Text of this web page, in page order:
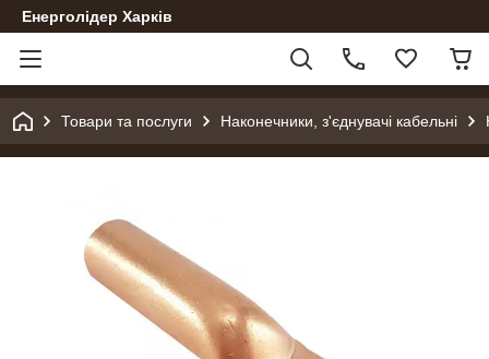
Енерголідер Харків
Товари та послуги Наконечники, з'єднувачі кабельні